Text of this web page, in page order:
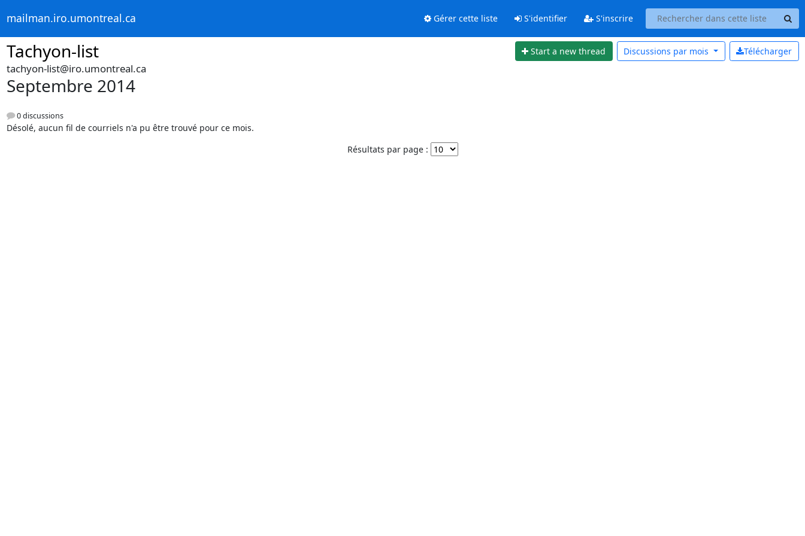
mailman.iro.umontreal.ca Gérer cette liste S'identifier S'inscrire
Tachyon-list Start a new thread Télécharger
Discussions par mois
tachyon-list@iro.umontreal.ca
Septembre 2014
0 discussions
Désolé, aucun fil de courriels n'a pu être trouvé pour ce mois.
Résultats par page :